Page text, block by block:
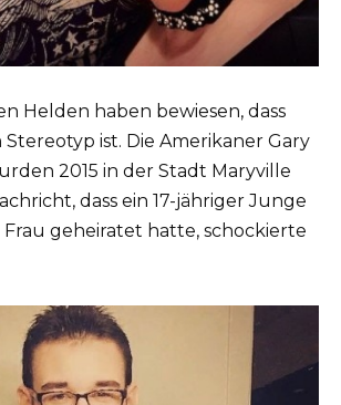
Helden haben bewiesen, dass
Stereotyp ist. Die Amerikaner Gary
2015 in der Stadt Maryville
dass ein 17-jähriger Junge
geheiratet hatte, schockierte